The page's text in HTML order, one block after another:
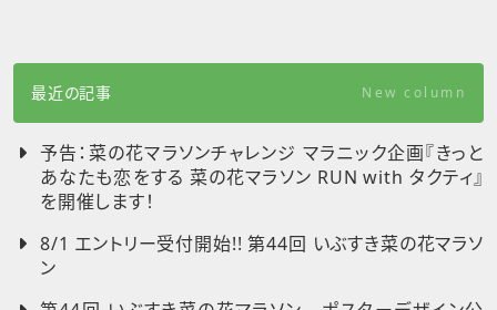
最近の記事 New column
予告：菜の花マラソンチャレンジ マラニック企画『きっと
あなたも恋をする 菜の花マラソン RUN with タクティ』
を開催します！
8/1 エントリー受付開始!! 第44回 いぶすき菜の花マラソ
ン